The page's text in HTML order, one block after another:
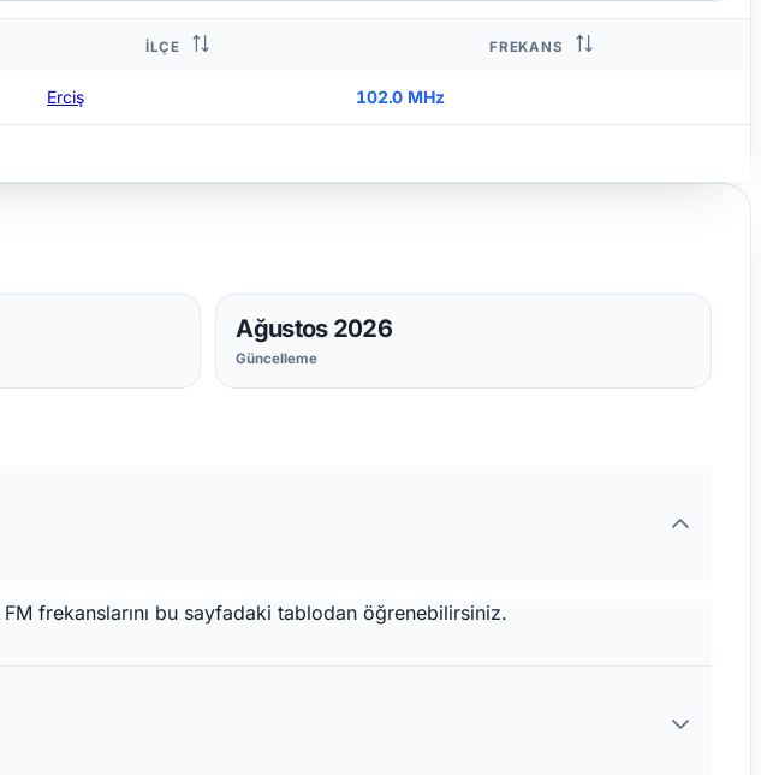
İLÇE FREKANS
Erciş 102.0 MHz
Ağustos 2026
Güncelleme
frekanslarını bu sayfadaki tablodan öğrenebilirsiniz.